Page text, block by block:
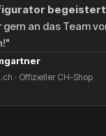
an das Team
· Offizieller CH-Shop